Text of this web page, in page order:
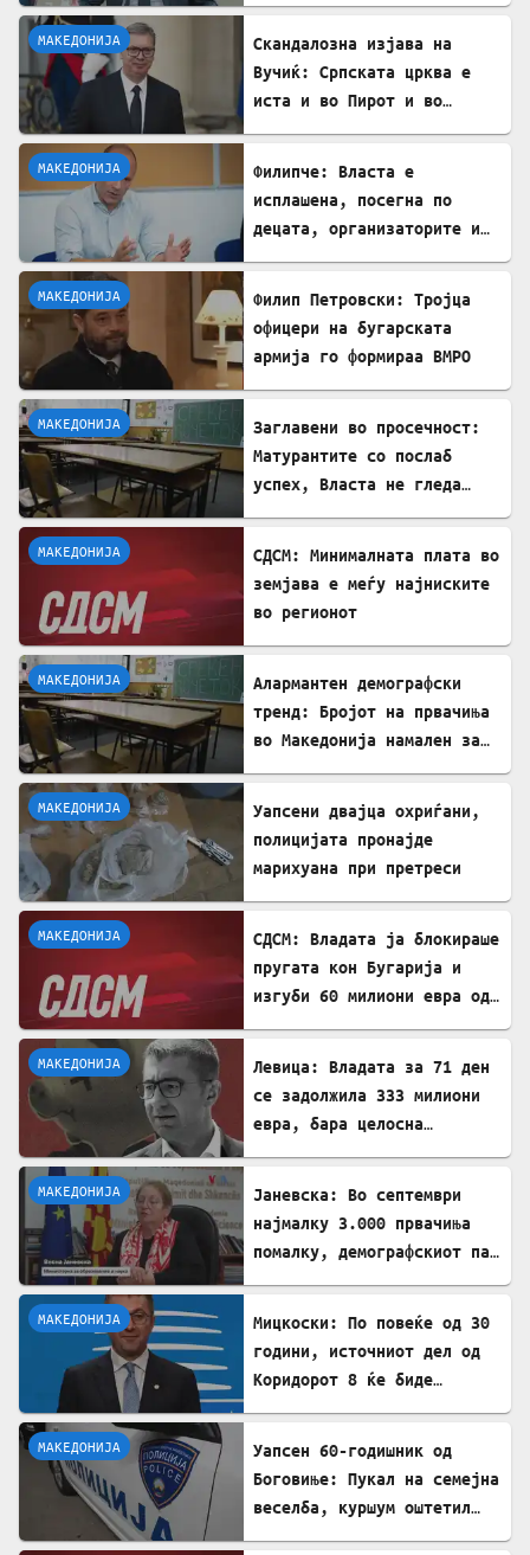
МАКЕДОНИЈА
Скандалозна изјава на
Вучиќ: Српската црква е
иста и во Пирот и во
МАКЕДОНИЈА
Филипче: Власта е
исплашена, посегна по
децата, организаторите и
МАКЕДОНИЈА
Филип Петровски: Тројца
офицери на бугарската
армија го формираа ВМРО
МАКЕДОНИЈА
Заглавени во просечност:
Матурантите со послаб
успех, Власта не гледа
МАКЕДОНИЈА
СДСМ: Минималната плата во
земјава е меѓу најниските
во регионот
МАКЕДОНИЈА
Алармантен демографски
тренд: Бројот на првачиња
во Македонија намален за
МАКЕДОНИЈА
Уапсени двајца охриѓани,
полицијата пронајде
марихуана при претреси
МАКЕДОНИЈА
СДСМ: Владата ја блокираше
пругата кон Бугарија и
изгуби 60 милиони евра од
МАКЕДОНИЈА
Левица: Владата за 71 ден
се задолжила 333 милиони
евра, бара целосна
МАКЕДОНИЈА
Јаневска: Во септември
најмалку 3.000 првачиња
помалку, демографскиот пад
МАКЕДОНИЈА
Мицкоски: По повеќе од 30
години, источниот дел од
Коридорот 8 ќе биде
МАКЕДОНИЈА
Уапсен 60-годишник од
Боговиње: Пукал на семејна
веселба, куршум оштетил